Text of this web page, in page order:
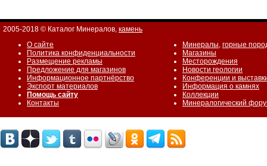
2005-2018 © Каталог Минералов, камень
О сайте
Политика конфиденциальности
Размещение рекламы
Предложение для магазинов
Информационное партнёрство
Экспорт материалов
Помощь сайту
Контакты
Минералы, горные
Магазины
Месторождения
Новости геологии
Конференции и
Информация о камнях
Коллекции
Минералогический